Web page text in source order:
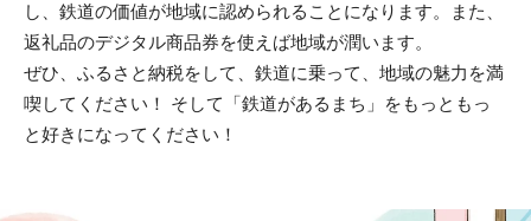
し、鉄道の価値が地域に認められることになります。また、
返礼品のデジタル商品券を使えば地域が潤います。
ぜひ、ふるさと納税をして、鉄道に乗って、地域の魅力を満
喫してください！ そして「鉄道があるまち」をもっともっ
と好きになってください！